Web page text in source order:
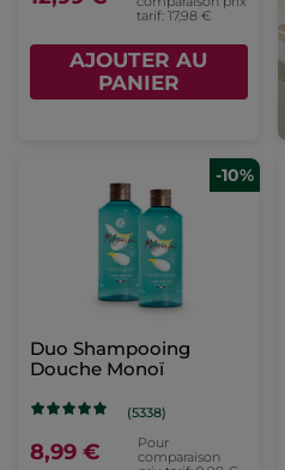
tarif: 17,98 €
AJOUTER AU
PANIER
-10%
Duo Shampooing
Douche Monoï
(5338)
8,99 €
Pour
comparaison